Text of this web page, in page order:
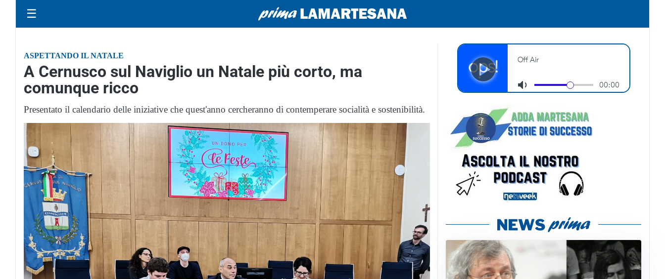
☰
ASPETTANDO IL NATALE
A Cernusco sul Naviglio un Natale più corto, ma
comunque ricco
Presentato il calendario delle iniziative che quest'anno cercheranno di contemperare socialità e sostenibilità.